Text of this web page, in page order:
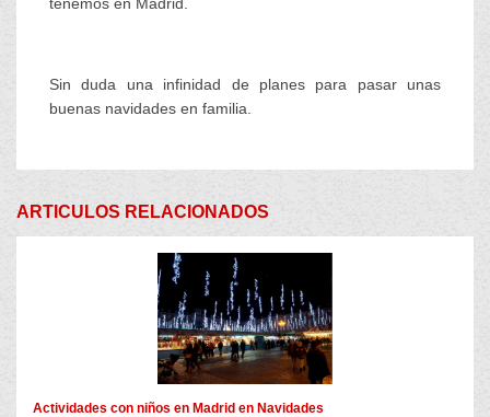
Sin duda una infinidad de planes para pasar unas
buenas navidades en familia.
ARTICULOS RELACIONADOS
Actividades con niños en Madrid en Navidades